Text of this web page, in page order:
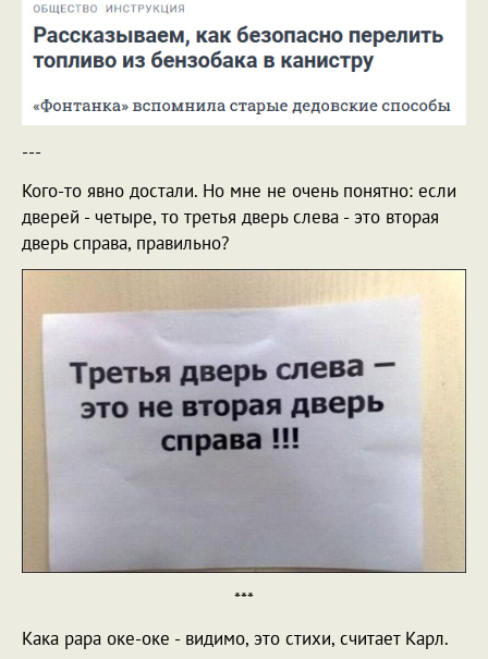
---
Кого-то явно достали. Но мне не очень понятно: если
дверей - четыре, то третья дверь слева - это вторая
дверь справа, правильно?
***
Кака рара оке-оке - видимо, это стихи, считает Карл.